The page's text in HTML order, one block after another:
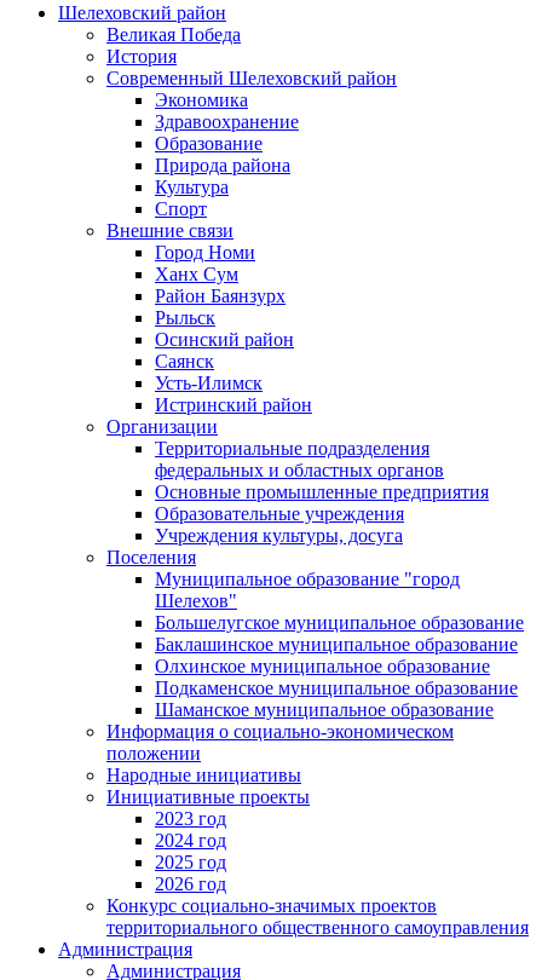
Шелеховский район
Великая Победа
История
Современный Шелеховский район
Экономика
Здравоохранение
Образование
Природа района
Культура
Спорт
Внешние связи
Город Номи
Ханх Сум
Район Баянзурх
Рыльск
Осинский район
Саянск
Усть-Илимск
Истринский район
Организации
Территориальные подразделения
федеральных и областных органов
Основные промышленные предприятия
Образовательные учреждения
Учреждения культуры, досуга
Поселения
Муниципальное образование "город
Шелехов"
Большелугское муниципальное образование
Баклашинское муниципальное образование
Олхинское муниципальное образование
Подкаменское муниципальное образование
Шаманское муниципальное образование
Информация о социально-экономическом
положении
Народные инициативы
Инициативные проекты
2023 год
2024 год
2025 год
2026 год
Конкурс социально-значимых проектов
территориального общественного самоуправления
Администрация
Администрация